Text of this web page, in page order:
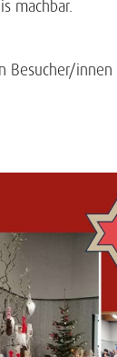
machbar.
Besucher/